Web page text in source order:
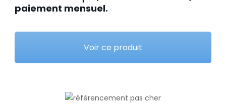
paiement mensuel.
Voir ce produit